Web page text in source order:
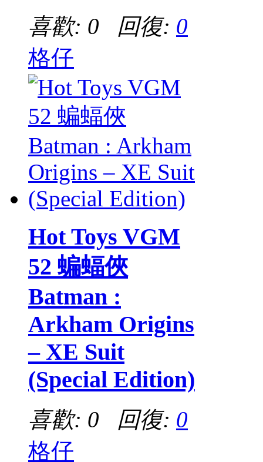
喜歡: 0 回復: 0
格仔
Hot Toys VGM
52 蝙蝠俠
Batman :
Arkham Origins
– XE Suit
(Special Edition)
喜歡: 0 回復: 0
格仔